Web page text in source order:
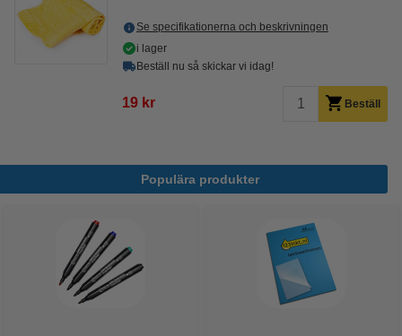
Se specifikationerna och beskrivningen
i lager
Beställ nu så skickar vi idag!
19 kr Beställ
Populära produkter